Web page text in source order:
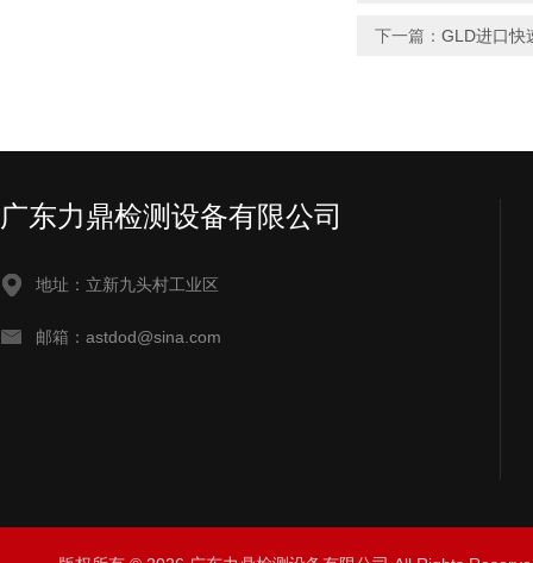
下一篇： GLD进口快
广东力鼎检测设备有限公司
地址：立新九头村工业区
邮箱：astdod@sina.com